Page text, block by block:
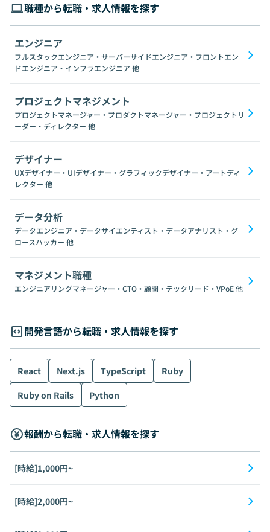
職種から転職・求人情報を探す
エンジニア
フルスタックエンジニア・サーバーサイドエンジニア・フロントエン
ドエンジニア・インフラエンジニア 他
プロジェクトマネジメント
プロジェクトマネージャー・プロダクトマネージャー・プロジェクトリ
ーダー・ディレクター 他
デザイナー
UXデザイナー・UIデザイナー・グラフィックデザイナー・アートディ
レクター 他
データ分析
データエンジニア・データサイエンティスト・データアナリスト・グ
ロースハッカー 他
マネジメント職種
エンジニアリングマネージャー・CTO・顧問・テックリード・VPoE他
開発言語から転職・求人情報を探す
React Next.js TypeScript
Ruby
Ruby on Rails
Python
報酬から転職・求人情報を探す
[時給]1,000円~
[時給]2,000円~